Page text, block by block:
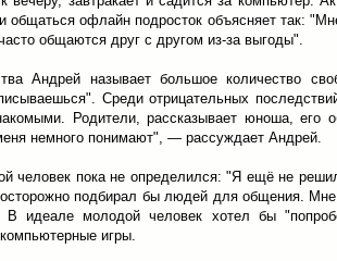
общаться офлайн подросток объясняет так:
общаются друг с другом из-за выгоды".
Андрей называет большое количество
Среди отрицательных
Родители, рассказывает юноша, его
немного понимают", — рассуждает Андрей.
человек пока не определился: "Я ещё не
подбирал бы людей для общения.
идеале молодой человек хотел бы
игры.